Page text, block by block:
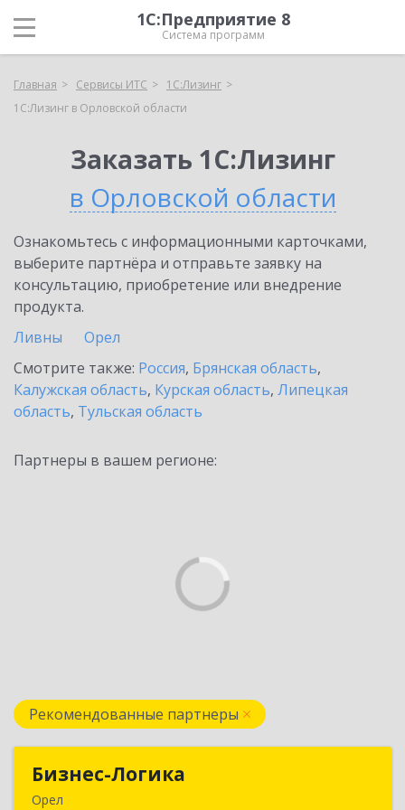
1С:Предприятие 8
Система программ
Главная Сервисы ИТС
1С:Лизинг
1С:Лизинг в Орловской области
Заказать 1С:Лизинг
в Орловской области
Ознакомьтесь с информационными карточками,
выберите партнёра и отправьте заявку на
консультацию, приобретение или внедрение
продукта.
Ливны
Орел
Смотрите также: Россия, Брянская область,
Калужская область, Курская область, Липецкая
область, Тульская область
Партнеры в вашем регионе:
Рекомендованные партнеры
Бизнес-Логика
Орел